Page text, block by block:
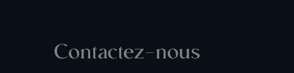
Contactez-nous